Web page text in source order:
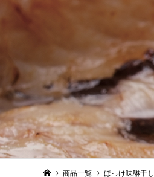
商品一覧 ほっけ味醂干し